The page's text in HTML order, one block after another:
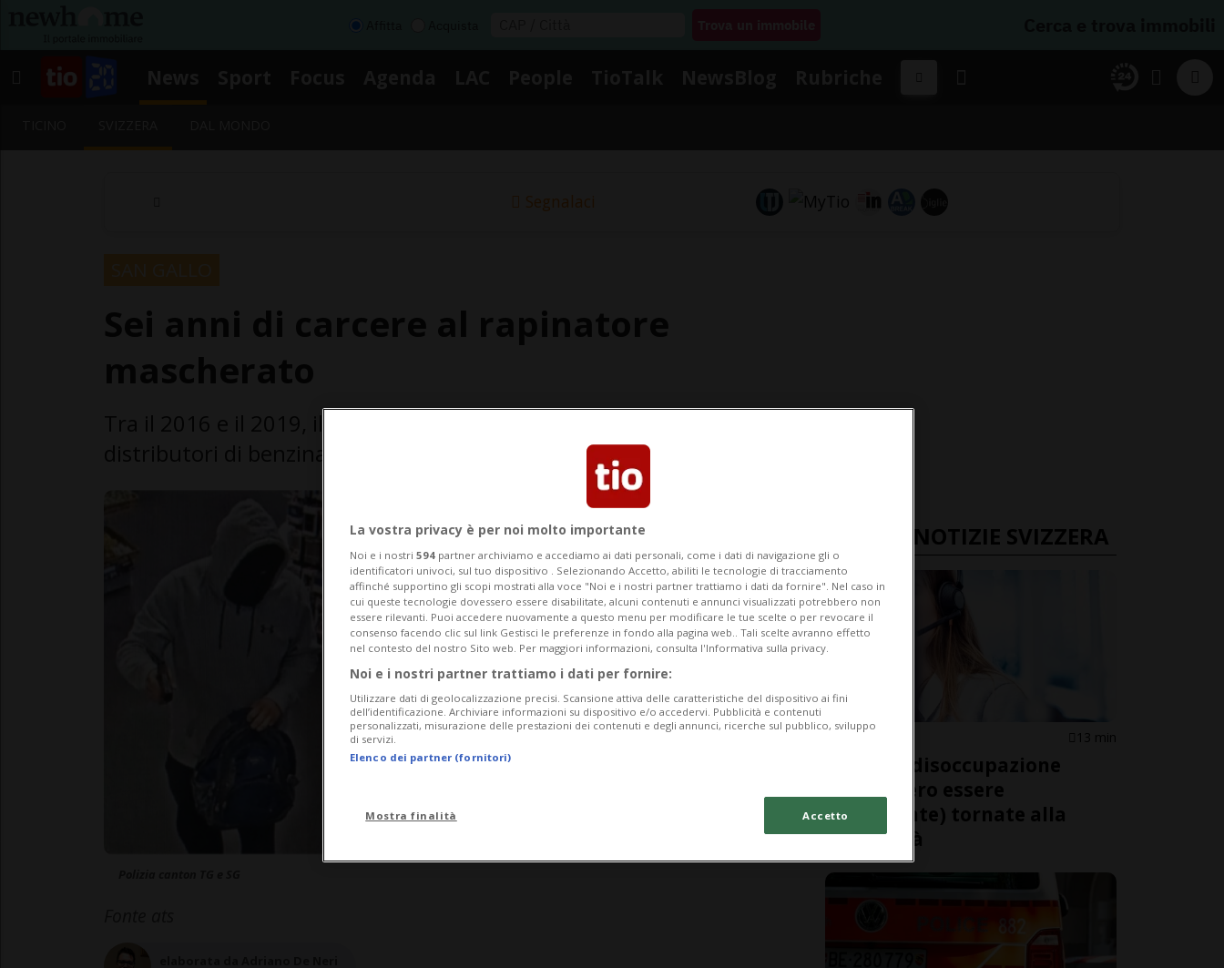
Segnalaci
ULTIME NOTIZIE SVIZZERA
SVIZZERA 13 min
Le Casse disoccupazione
dovrebbero essere
(finalmente) tornate alla
normalità
La vostra privacy è per noi molto importante
Noi e i nostri 594 partner archiviamo e accediamo ai dati personali, come i dati di navigazione gli o
identificatori univoci, sul tuo dispositivo . Selezionando Accetto, abiliti le tecnologie di tracciamento
affinché supportino gli scopi mostrati alla voce "Noi e i nostri partner trattiamo i dati da fornire". Nel caso in
cui queste tecnologie dovessero essere disabilitate, alcuni contenuti e annunci visualizzati potrebbero non
essere rilevanti. Puoi accedere nuovamente a questo menu per modificare le tue scelte o per revocare il
consenso facendo clic sul link Gestisci le preferenze in fondo alla pagina web.. Tali scelte avranno effetto
nel contesto del nostro Sito web. Per maggiori informazioni, consulta l'Informativa sulla privacy.
Noi e i nostri partner trattiamo i dati per fornire:
Utilizzare dati di geolocalizzazione precisi. Scansione attiva delle caratteristiche del dispositivo ai fini
dell’identificazione. Archiviare informazioni su dispositivo e/o accedervi. Pubblicità e contenuti
personalizzati, misurazione delle prestazioni dei contenuti e degli annunci, ricerche sul pubblico, sviluppo
di servizi.
Elenco dei partner (fornitori)
Mostra finalità Accetto